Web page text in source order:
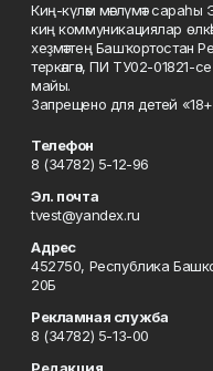
Киң-күләм мәғлүмәт сараһы
киң коммуникациялар
хеҙмәттең Башҡортостан
теркәлгән, ПИ ТУ02-01821-
майы.
Запрещено для детей
Телефон
8 (34782) 5-12-96
Эл. почта
tvest@yandex.ru
Адрес
452750, Республика
20Б
Рекламная служба
8 (34782) 5-13-00